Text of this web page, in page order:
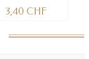
3,40 CHF